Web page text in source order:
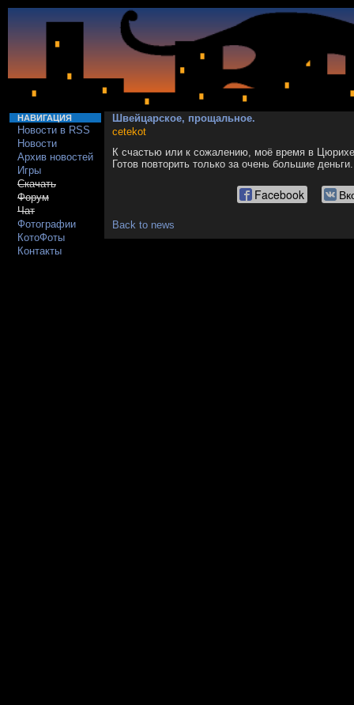
НАВИГАЦИЯ
Новости в RSS
Новости
Архив новостей
Игры
Скачать
Форум
Чат
Фотографии
КотоФоты
Контакты
Швейцарское, прощальное.
cetekot
К счастью или к сожалению, моё время в
Готов повторить только за очень большие деньги.
Facebook
Back to news